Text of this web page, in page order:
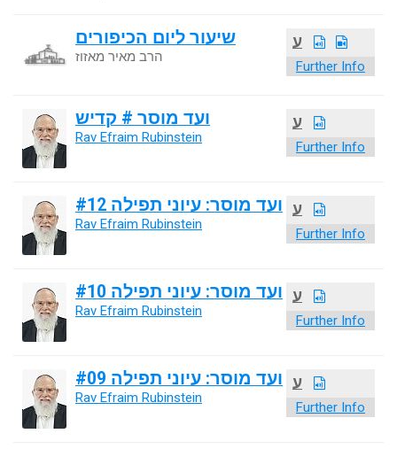
ע
Further Info
שיעור ליום הכיפורים
הרב מאיר מאזוז
ע
Further Info
ועד מוסר # קדיש
Rav Efraim Rubinstein
ע
Further Info
ועד מוסר: עיוני תפילה #12
Rav Efraim Rubinstein
ע
Further Info
ועד מוסר: עיוני תפילה #10
Rav Efraim Rubinstein
ע
Further Info
ועד מוסר: עיוני תפילה #09
Rav Efraim Rubinstein